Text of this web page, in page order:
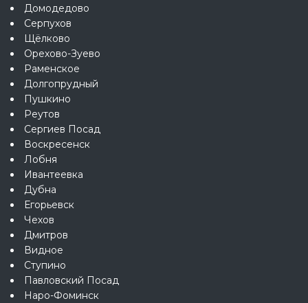
Домодедово
Серпухов
Щёлково
Орехово-Зуево
Раменское
Долгопрудный
Пушкино
Реутов
Сергиев Посад
Воскресенск
Лобня
Ивантеевка
Дубна
Егорьевск
Чехов
Дмитров
Видное
Ступино
Павловский Посад
Наро-Фоминск